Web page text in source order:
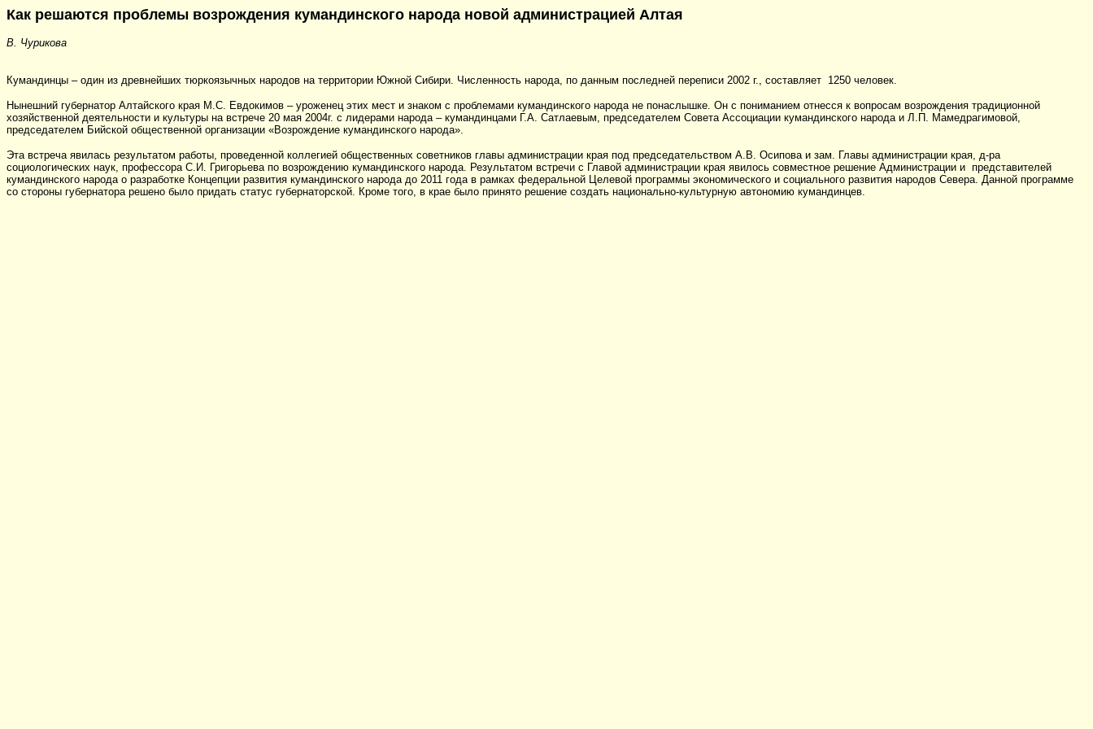
Как решаются проблемы возрождения кумандинского народа новой администрацией Алтая
В. Чурикова
Кумандинцы – один из древнейших тюркоязычных народов на территории Южной Сибири. Численность народа, по данным последней переписи 2002 г., составляет 1250 человек.
Нынешний губернатор Алтайского края М.С. Евдокимов – уроженец этих мест и знаком с проблемами кумандинского народа не понаслышке. Он с пониманием отнесся к вопросам возрождения традиционной
хозяйственной деятельности и культуры на встрече 20 мая 2004г. с лидерами народа – кумандинцами Г.А. Сатлаевым, председателем Совета Ассоциации кумандинского народа и Л.П. Мамедрагимовой,
председателем Бийской общественной организации «Возрождение кумандинского народа».
Эта встреча явилась результатом работы, проведенной коллегией общественных советников главы администрации края под председательством А.В. Осипова и зам. Главы администрации края, д-ра
социологических наук, профессора С.И. Григорьева по возрождению кумандинского народа. Результатом встречи с Главой администрации края явилось совместное решение Администрации и представителей
кумандинского народа о разработке Концепции развития кумандинского народа до 2011 года в рамках федеральной Целевой программы экономического и социального развития народов Севера. Данной программе
со стороны губернатора решено было придать статус губернаторской. Кроме того, в крае было принято решение создать национально-культурную автономию кумандинцев.